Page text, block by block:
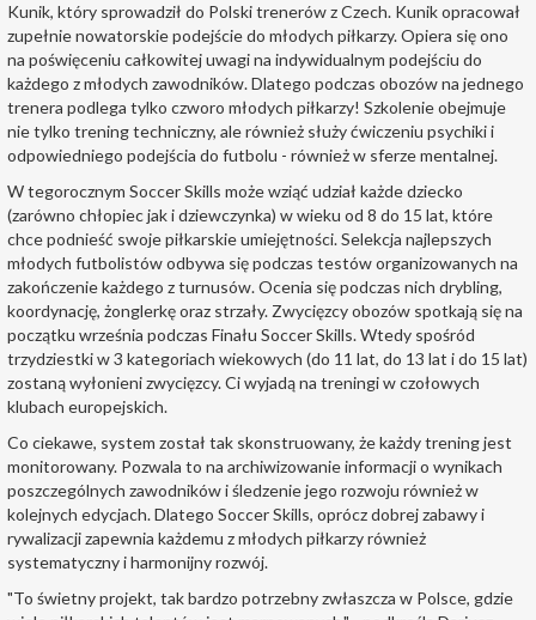
Kunik, który sprowadził do Polski trenerów z Czech. Kunik opracował
zupełnie nowatorskie podejście do młodych piłkarzy. Opiera się ono
na poświęceniu całkowitej uwagi na indywidualnym podejściu do
każdego z młodych zawodników. Dlatego podczas obozów na jednego
trenera podlega tylko czworo młodych piłkarzy! Szkolenie obejmuje
nie tylko trening techniczny, ale również służy ćwiczeniu psychiki i
odpowiedniego podejścia do futbolu - również w sferze mentalnej.
W tegorocznym Soccer Skills może wziąć udział każde dziecko
(zarówno chłopiec jak i dziewczynka) w wieku od 8 do 15 lat, które
chce podnieść swoje piłkarskie umiejętności. Selekcja najlepszych
młodych futbolistów odbywa się podczas testów organizowanych na
zakończenie każdego z turnusów. Ocenia się podczas nich drybling,
koordynację, żonglerkę oraz strzały. Zwycięzcy obozów spotkają się na
początku września podczas Finału Soccer Skills. Wtedy spośród
trzydziestki w 3 kategoriach wiekowych (do 11 lat, do 13 lat i do 15 lat)
zostaną wyłonieni zwycięzcy. Ci wyjadą na treningi w czołowych
klubach europejskich.
Co ciekawe, system został tak skonstruowany, że każdy trening jest
monitorowany. Pozwala to na archiwizowanie informacji o wynikach
poszczególnych zawodników i śledzenie jego rozwoju również w
kolejnych edycjach. Dlatego Soccer Skills, oprócz dobrej zabawy i
rywalizacji zapewnia każdemu z młodych piłkarzy również
systematyczny i harmonijny rozwój.
"To świetny projekt, tak bardzo potrzebny zwłaszcza w Polsce, gdzie